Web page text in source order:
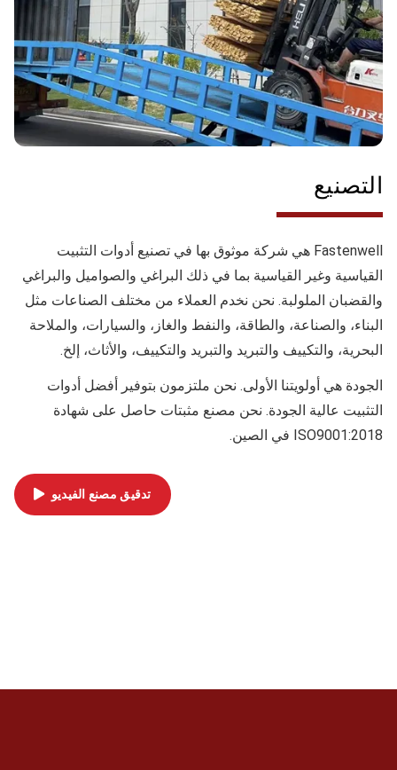
التصنيع
Fastenwell هي شركة موثوق بها في تصنيع أدوات التثبيت
القياسية وغير القياسية بما في ذلك البراغي والصواميل والبراغي
والقضبان الملولبة. نحن نخدم العملاء من مختلف الصناعات مثل
البناء، والصناعة، والطاقة، والنفط والغاز، والسيارات، والملاحة
البحرية، والتكييف والتبريد والتبريد والتكييف، والأثاث، إلخ.
الجودة هي أولويتنا الأولى. نحن ملتزمون بتوفير أفضل أدوات
التثبيت عالية الجودة. نحن مصنع مثبتات حاصل على شهادة
ISO9001:2018 في الصين.
تدقيق مصنع الفيديو